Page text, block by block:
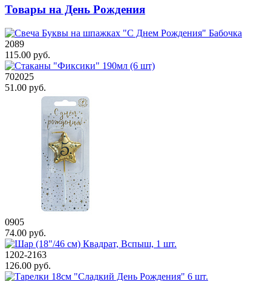
Товары на День Рождения
2089
115.00 руб.
702025
51.00 руб.
0905
74.00 руб.
1202-2163
126.00 руб.